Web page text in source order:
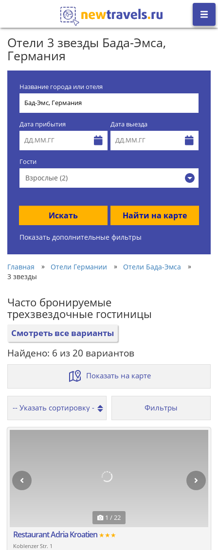
Отели 3 звезды Бада-Эмса,
Германия
Название города или отеля
Дата прибытия Дата выезда
Гости
Взрослые (2)
Искать Найти на карте
Показать дополнительные фильтры
Главная » Отели Германии » Отели Бада-Эмса
»
3 звезды
Часто бронируемые
трехзвездочные гостиницы
Смотреть все варианты
Найдено: 6 из 20 вариантов
Показать на карте
Фильтры
1 / 22
Restaurant Adria Kroatien ★★★
Koblenzer Str. 1